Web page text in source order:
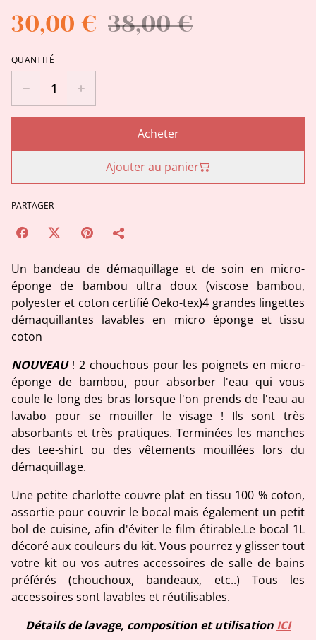
30,00 € 38,00 €
QUANTITÉ
Acheter
Ajouter au panier
PARTAGER
Un bandeau de démaquillage et de soin en micro-
éponge de bambou ultra doux (viscose bambou,
polyester et coton certifié Oeko-tex)4 grandes lingettes
démaquillantes lavables en micro éponge et tissu
coton
NOUVEAU! 2 chouchous pour les poignets en micro-
éponge de bambou, pour absorber l'eau qui vous
coule le long des bras lorsque l'on prends de l'eau au
lavabo pour se mouiller le visage ! Ils sont très
absorbants et très pratiques. Terminées les manches
des tee-shirt ou des vêtements mouillées lors du
démaquillage.
Une petite charlotte couvre plat en tissu 100 % coton,
assortie pour couvrir le bocal mais également un petit
bol de cuisine, afin d'éviter le film étirable.Le bocal 1L
décoré aux couleurs du kit. Vous pourrez y glisser tout
votre kit ou vos autres accessoires de salle de bains
préférés (chouchoux, bandeaux, etc..) Tous les
accessoires sont lavables et réutilisables.
Détails de lavage, composition et utilisation ICI